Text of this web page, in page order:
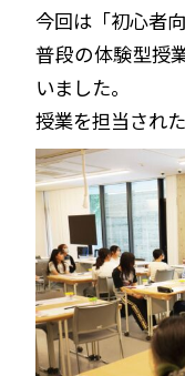
今回は「初心者
普段の体験型授
いました。
授業を担当され